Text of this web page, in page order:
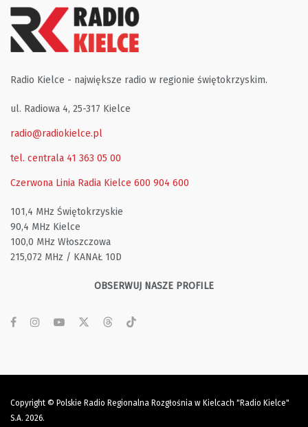
Radio Kielce - największe radio w regionie świętokrzyskim.
ul. Radiowa 4, 25-317 Kielce
radio@radiokielce.pl
tel. centrala 41 363 05 00
Czerwona Linia Radia Kielce 600 904 600
101,4 MHz Świętokrzyskie
90,4 MHz Kielce
100,0 MHz Włoszczowa
215,072 MHz / KANAŁ 10D
OBSERWUJ NASZE PROFILE
Copyright © Polskie Radio Regionalna Rozgłośnia w Kielcach "Radio Kielce"
S.A. 2026.